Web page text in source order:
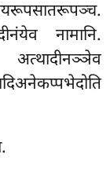
नामानि.